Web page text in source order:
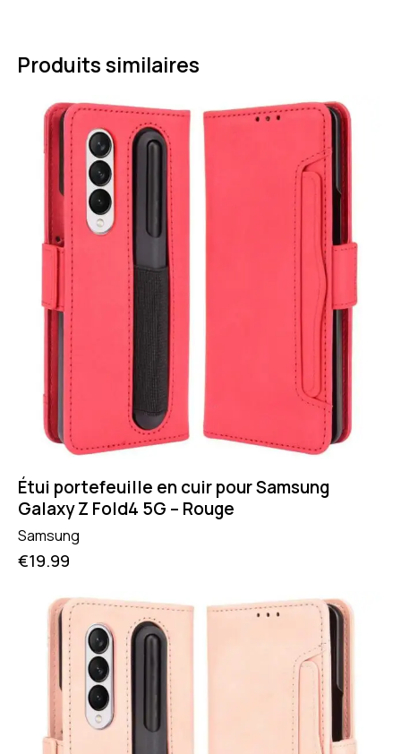
Produits similaires
Étui portefeuille en cuir pour Samsung
Galaxy Z Fold4 5G – Rouge
Samsung
€19.99